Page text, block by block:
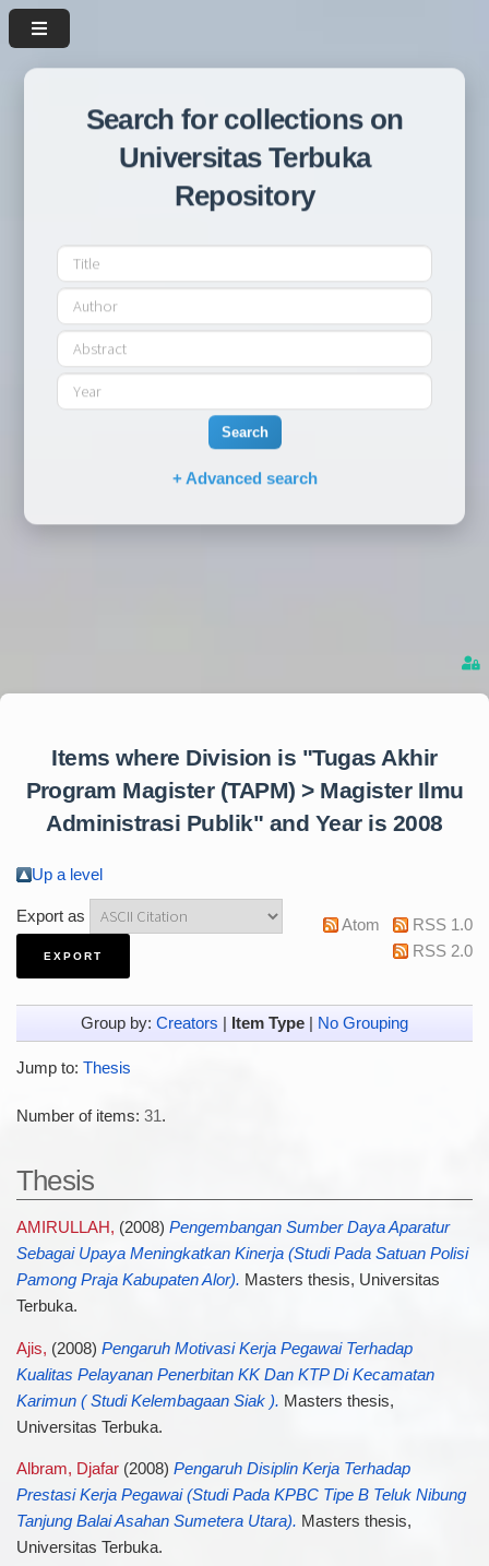
Search for collections on
Universitas Terbuka
Repository
Search
+ Advanced search
Items where Division is "Tugas Akhir
Program Magister (TAPM) > Magister Ilmu
Administrasi Publik" and Year is 2008
Up a level
Export as Atom
RSS 1.0
RSS 2.0
Group by: Creators Item Type No Grouping
Jump to: Thesis
Number of items: 31.
Thesis
AMIRULLAH, (2008) Pengembangan Sumber Daya Aparatur
Sebagai Upaya Meningkatkan Kinerja (Studi Pada Satuan Polisi
Pamong Praja Kabupaten Alor). Masters thesis, Universitas
Terbuka.
Ajis, (2008) Pengaruh Motivasi Kerja Pegawai Terhadap
Kualitas Pelayanan Penerbitan KK Dan KTP Di Kecamatan
Karimun ( Studi Kelembagaan Siak ). Masters thesis,
Universitas Terbuka.
Albram, Djafar(2008) Pengaruh Disiplin Kerja Terhadap
Prestasi Kerja Pegawai (Studi Pada KPBC Tipe B Teluk Nibung
Tanjung Balai Asahan Sumetera Utara). Masters thesis,
Universitas Terbuka.